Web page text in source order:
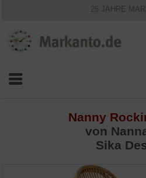
25 JAHRE
VIELFÄLTIGE
Nanny
von
Sika